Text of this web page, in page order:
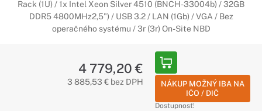
Rack (1U) / 1x Intel Xeon Silver 4510 (BNCH-33004b) / 32GB
DDR5 4800MHz2,5") / USB 3.2 / LAN (1Gb) / VGA / Bez
operačného systému / 3r (3r) On-Site NBD
4 779,20 €
3 885,53 € bez DPH
NÁKUP MOŽNÝ IBA NA
IČO / DIČ
Dostupnosť: